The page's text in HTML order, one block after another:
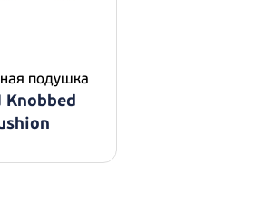
подушка
Knobbed